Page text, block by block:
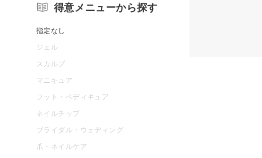
得意メニューから探す
指定なし
ジェル
スカルプ
マニキュア
フット・ペディキュア
ネイルチップ
ブライダル・ウェディング
爪・ネイルケア